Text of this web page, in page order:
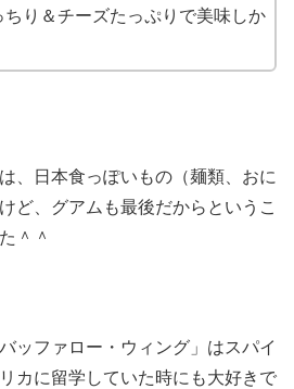
ちり＆チーズたっぷりで美味しか
、日本食っぽいもの（麺類、おに
ど、グアムも最後だからというこ
＾＾
ッファロー・ウィング」はスパイ
カに留学していた時にも大好きで